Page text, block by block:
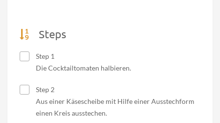
Steps
Step 1
Die Cocktailtomaten halbieren.
Step 2
Aus einer Käsescheibe mit Hilfe einer Ausstechform
einen Kreis ausstechen.